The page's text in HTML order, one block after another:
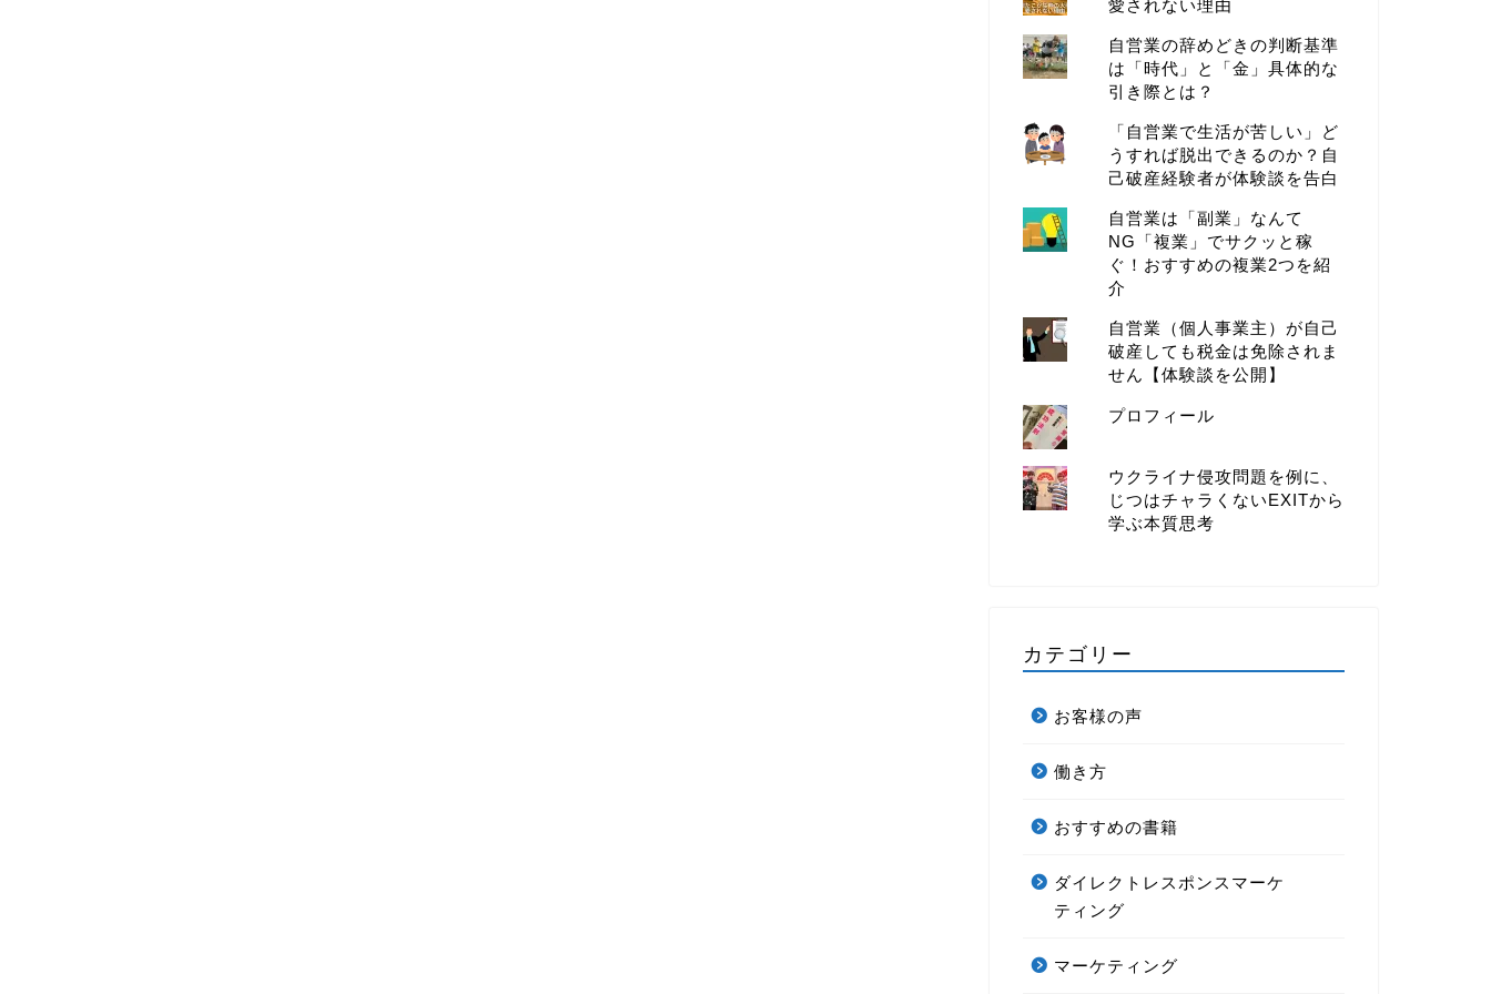
愛されない理由
自営業の辞めどきの判断基準
は「時代」と「金」具体的な
引き際とは？
「自営業で生活が苦しい」ど
うすれば脱出できるのか？自
己破産経験者が体験談を告白
自営業は「副業」なんて
NG「複業」でサクッと稼
ぐ！おすすめの複業2つを紹
介
自営業（個人事業主）が自己
破産しても税金は免除されま
せん【体験談を公開】
プロフィール
ウクライナ侵攻問題を例に、
じつはチャラくないEXITから
学ぶ本質思考
カテゴリー
お客様の声
働き方
おすすめの書籍
ダイレクトレスポンスマーケ
ティング
マーケティング